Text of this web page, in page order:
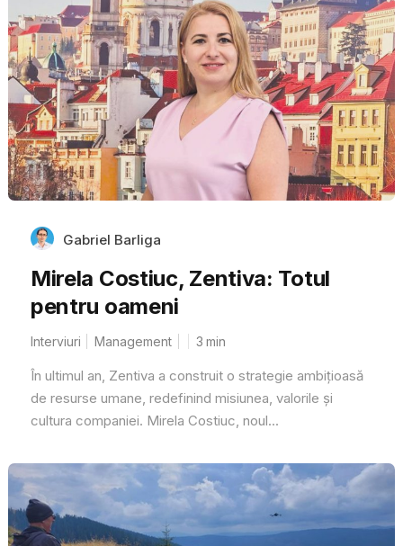
Gabriel Barliga
Mirela Costiuc, Zentiva: Totul
pentru oameni
Interviuri Management 3 min
În ultimul an, Zentiva a construit o strategie ambițioasă
de resurse umane, redefinind misiunea, valorile și
cultura companiei. Mirela Costiuc, noul...